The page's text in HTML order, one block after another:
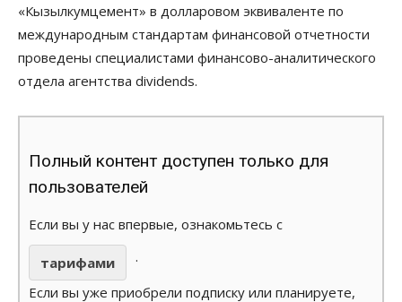
«Кызылкумцемент» в долларовом эквиваленте по
международным стандартам финансовой отчетности
проведены специалистами финансово-аналитического
отдела агентства dividends.
Полный контент доступен только для
пользователей
Если вы у нас впервые, ознакомьтесь с
тарифами
.
Если вы уже приобрели подписку или планируете,